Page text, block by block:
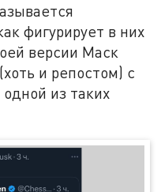
фигурирует в них
версии Маск
(хоть и репостом) с
из таких